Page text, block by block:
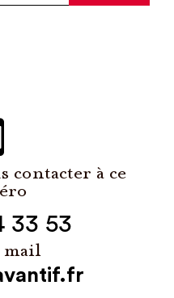
contacter à ce
33 53
mail